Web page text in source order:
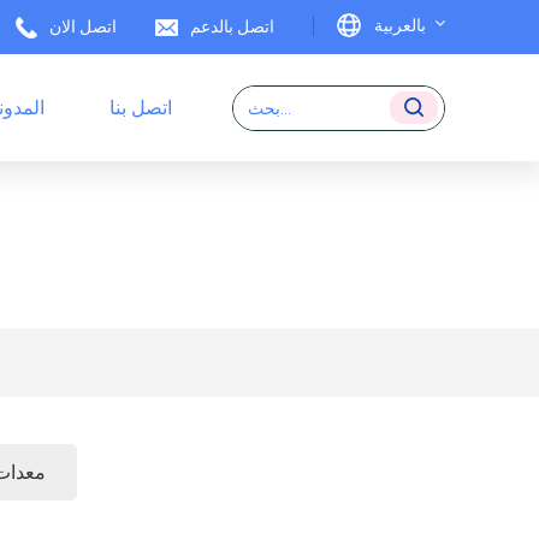
بالعربية
English
اتصل الان اتصل بالدعم
اتصل بنا